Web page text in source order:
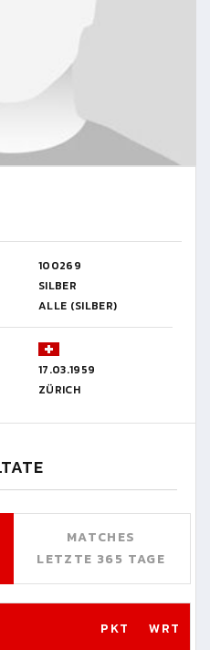
100269
SILBER
ALLE (SILBER)
17.03.1959
ZÜRICH
MATCHES
LETZTE 365 TAGE
PKT WRT